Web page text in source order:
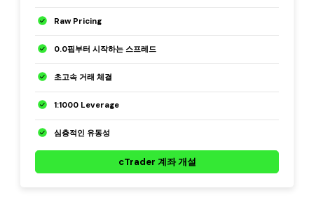
Raw Pricing
0.0핍부터 시작하는 스프레드
초고속 거래 체결
1:1000 Leverage
심층적인 유동성
cTrader 계좌 개설